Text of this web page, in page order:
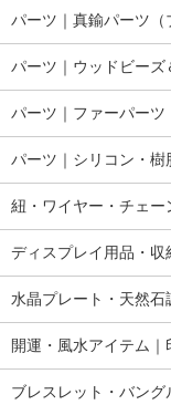
パーツ｜真鍮パーツ（
パーツ｜ウッドビーズ
パーツ｜ファーパーツ
パーツ｜シリコン・樹
紐・ワイヤー・チェー
ディスプレイ用品・収
水晶プレート・天然石
開運・風水アイテム
ブレスレット・バング